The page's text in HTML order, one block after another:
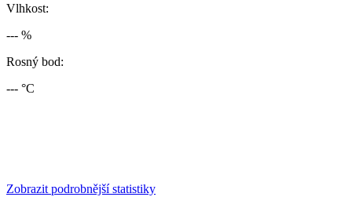
Vlhkost:
--- %
Rosný bod:
--- °C
Zobrazit podrobnější statistiky